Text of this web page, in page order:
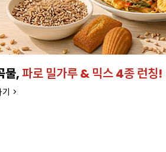
프리미엄 케이크 시트
으로 업그레드 되었어요!